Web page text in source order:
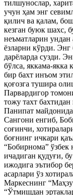
тилшунослар,
учун ҳам энг
қилич ва қалам,
кезган буюк шахс,
неъматларин
ёзларни кўрди.
дарёларда сузди.
бўлса, яккама-якка
бир бахт инъом
қоғозга тушира
Парвардигор
тожу тахт
Панипат
Сангони енгиб,
соғинчи,
боғнинг ичкари
“Бобирнома” ўзбек
ичадиган қудуғи,
ижодига эътибор
асарлари ўз
Маркеснинг
“Ўтмишдан